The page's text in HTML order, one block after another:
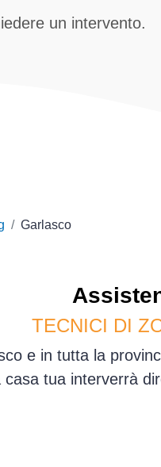
un intervento.
Garlasco
TECNICI DI
e in tutta la
casa tua interverrà